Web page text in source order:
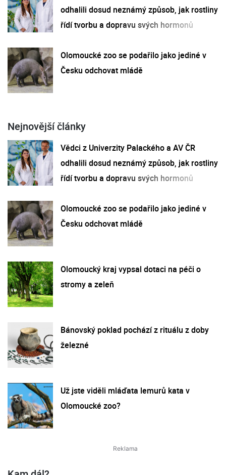
odhalili dosud neznámý způsob, jak rostliny
řídí tvorbu a dopravu svých hormonů
Olomoucké zoo se podařilo jako jediné v
Česku odchovat mládě
Nejnovější články
Vědci z Univerzity Palackého a AV ČR
odhalili dosud neznámý způsob, jak rostliny
řídí tvorbu a dopravu svých hormonů
Olomoucké zoo se podařilo jako jediné v
Česku odchovat mládě
Olomoucký kraj vypsal dotaci na péči o
stromy a zeleň
Bánovský poklad pochází z rituálu z doby
železné
Už jste viděli mláďata lemurů kata v
Olomoucké zoo?